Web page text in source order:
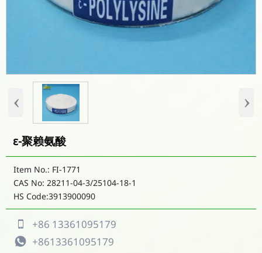
‹ ›
ε-聚赖氨酸
Item No.: FI-1771
CAS No: 28211-04-3/25104-18-1
HS Code:3913900090
 +86 13361095179
 +8613361095179